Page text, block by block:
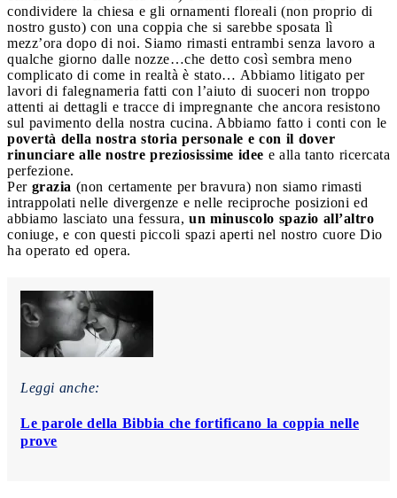
condividere la chiesa e gli ornamenti floreali (non proprio di
nostro gusto) con una coppia che si sarebbe sposata lì
mezz’ora dopo di noi. Siamo rimasti entrambi senza lavoro a
qualche giorno dalle nozze…che detto così sembra meno
complicato di come in realtà è stato… Abbiamo litigato per
lavori di falegnameria fatti con l’aiuto di suoceri non troppo
attenti ai dettagli e tracce di impregnante che ancora resistono
sul pavimento della nostra cucina. Abbiamo fatto i conti con le
povertà della nostra storia personale e con il dover
rinunciare alle nostre preziosissime idee e alla tanto ricercata
perfezione.
Per grazia (non certamente per bravura) non siamo rimasti
intrappolati nelle divergenze e nelle reciproche posizioni ed
abbiamo lasciato una fessura, un minuscolo spazio all’altro
coniuge, e con questi piccoli spazi aperti nel nostro cuore Dio
ha operato ed opera.
Leggi anche:
Le parole della Bibbia che fortificano la coppia nelle
prove